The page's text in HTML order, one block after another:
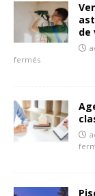
de
fermés